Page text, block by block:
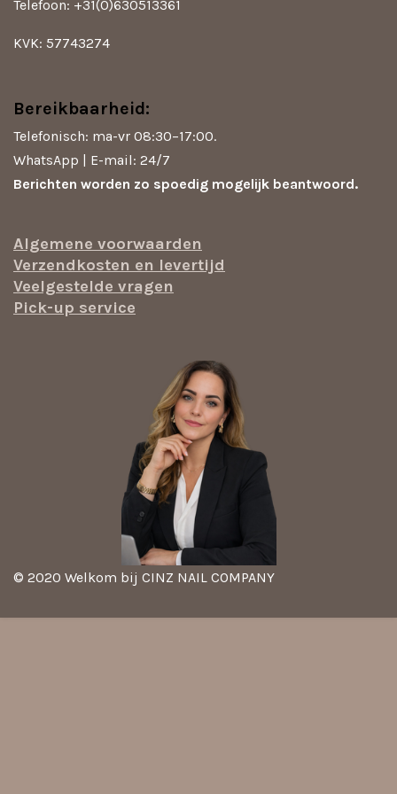
Telefoon: +31(0)630513361
KVK: 57743274
Bereikbaarheid:
Telefonisch: ma-vr 08:30–17:00.
WhatsApp | E-mail: 24/7
Berichten worden zo spoedig mogelijk beantwoord.
Algemene voorwaarden
Verzendkosten en levertijd
Veelgestelde vragen
Pick-up service
© 2020 Welkom bij CINZ NAIL COMPANY